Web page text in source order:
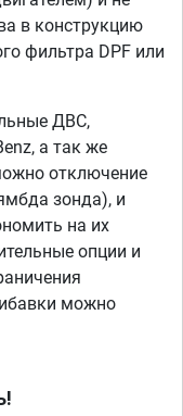
в конструкцию
фильтра DPF или
ДВС,
а так же
отключение
зонда), и
на их
опции и
можно